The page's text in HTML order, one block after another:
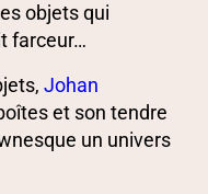
objets qui
farceur…
Johan
et son tendre
un univers